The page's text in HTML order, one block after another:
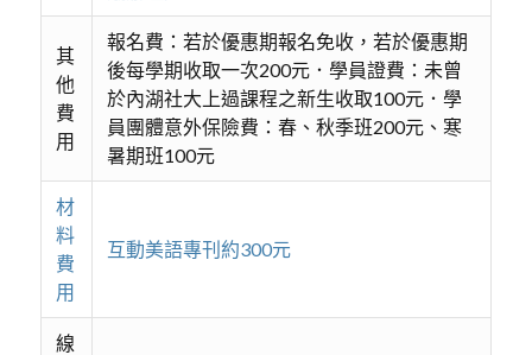
其
他
費
用
報名費：若於優惠期報名免收，若於優惠期
後每學期收取一次200元．學員證費：未曾
於內湖社大上過課程之新生收取100元．學
員團體意外保險費：春、秋季班200元、寒
暑期班100元
材
料
費
用
互動美語專刊約300元
線